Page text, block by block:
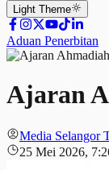
Light Theme
Aduan Penerbitan
Ajaran
Media Selangor
25 Mei 2026,